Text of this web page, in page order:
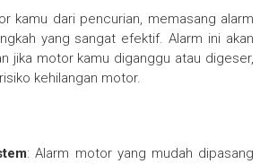
kamu dari pencurian, memasang alarm
yang sangat efektif. Alarm ini akan
jika motor kamu diganggu atau digeser,
kehilangan motor.
: Alarm motor yang mudah dipasang